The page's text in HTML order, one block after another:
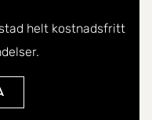
helt kostnadsfritt